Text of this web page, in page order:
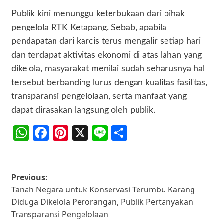
Publik kini menunggu keterbukaan dari pihak
pengelola RTK Ketapang. Sebab, apabila
pendapatan dari karcis terus mengalir setiap hari
dan terdapat aktivitas ekonomi di atas lahan yang
dikelola, masyarakat menilai sudah seharusnya hal
tersebut berbanding lurus dengan kualitas fasilitas,
transparansi pengelolaan, serta manfaat yang
dapat dirasakan langsung oleh publik.
WhatsApp
Facebook
Pinterest
X Line
Post
navigation
Previous:
Tanah Negara untuk Konservasi Terumbu Karang
Diduga Dikelola Perorangan, Publik Pertanyakan
Transparansi Pengelolaan